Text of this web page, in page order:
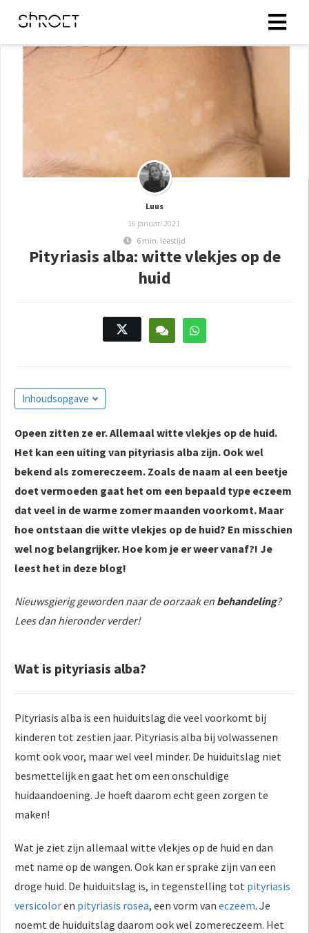
Luus
16 januari 2021
6 min. leestijd
Pityriasis alba: witte vlekjes op de
huid
Inhoudsopgave
Opeen zitten ze er. Allemaal witte vlekjes op de huid.
Het kan een uiting van pityriasis alba zijn. Ook wel
bekend als zomereczeem. Zoals de naam al een beetje
doet vermoeden gaat het om een bepaald type eczeem
dat veel in de warme zomer maanden voorkomt. Maar
hoe ontstaan die witte vlekjes op de huid? En misschien
wel nog belangrijker. Hoe kom je er weer vanaf?! Je
leest het in deze blog!
Nieuwsgierig geworden naar de oorzaak en behandeling?
Lees dan hieronder verder!
Wat is pityriasis alba?
Pityriasis alba is een huiduitslag die veel voorkomt bij
kinderen tot zestien jaar. Pityriasis alba bij volwassenen
komt ook voor, maar wel veel minder. De huiduitslag niet
besmettelijk en gaat het om een onschuldige
huidaandoening. Je hoeft daarom echt geen zorgen te
maken!
Wat je ziet zijn allemaal witte vlekjes op de huid en dan
met name op de wangen. Ook kan er sprake zijn van een
droge huid. De huiduitslag is, in tegenstelling tot pityriasis
versicoloren pityriasis rosea, een vorm van eczeem. Je
noemt de huiduitslag daarom ook wel zomereczeem. Het
Ze
gebruikt
om
van
op
gebruikt
website-